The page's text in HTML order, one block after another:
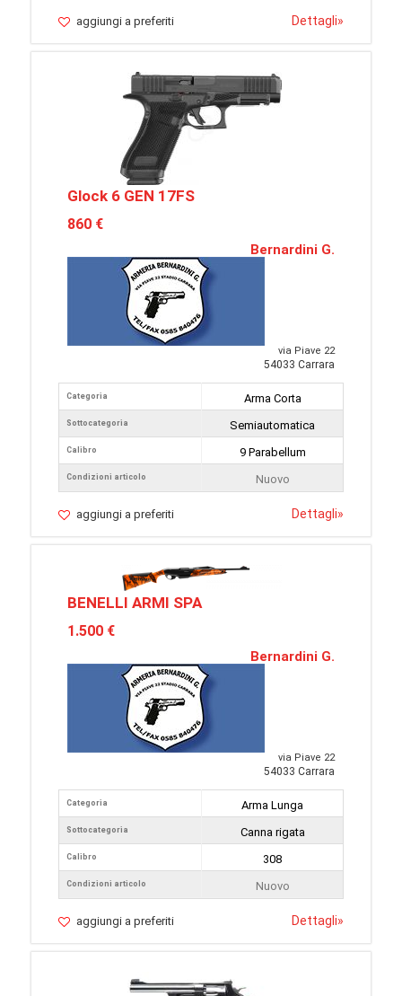
aggiungi a preferiti Dettagli»
Glock 6 GEN 17FS
860 €
Bernardini G.
via Piave 22
54033 Carrara
Categoria
Sottocategoria
Calibro
Condizioni articolo
Arma Corta
Semiautomatica
9 Parabellum
Nuovo
aggiungi a preferiti Dettagli»
BENELLI ARMI SPA
1.500 €
Bernardini G.
via Piave 22
54033 Carrara
Categoria
Sottocategoria
Calibro
Condizioni articolo
Arma Lunga
Canna rigata
308
Nuovo
aggiungi a preferiti Dettagli»